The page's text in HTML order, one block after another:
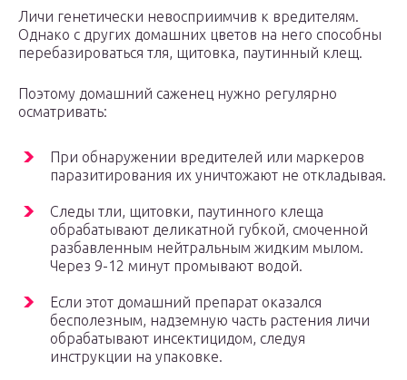
Личи генетически невосприимчив к вредителям.
Однако с других домашних цветов на него способны
перебазироваться тля, щитовка, паутинный клещ.
Поэтому домашний саженец нужно регулярно
осматривать:
При обнаружении вредителей или маркеров
паразитирования их уничтожают не откладывая.
Следы тли, щитовки, паутинного клеща
обрабатывают деликатной губкой, смоченной
разбавленным нейтральным жидким мылом.
Через 9-12 минут промывают водой.
Если этот домашний препарат оказался
бесполезным, надземную часть растения личи
обрабатывают инсектицидом, следуя
инструкции на упаковке.